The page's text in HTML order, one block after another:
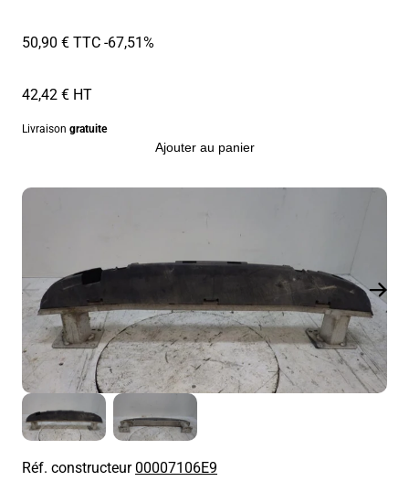
50,90 € TTC-67,51%
42,42 € HT
Livraison gratuite
Ajouter au panier
Réf. constructeur00007106E9